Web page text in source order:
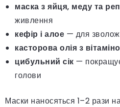
маска з яйця, меду та
живлення
кефір і алое — для
касторова олія з
цибульний сік —
голови
Маски наносяться 1–2 рази